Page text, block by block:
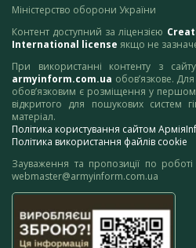
Міністерство оборони України
Контент доступний за ліцензією
International license якщо не
При використанні контенту з
armyinform.com.ua обов’язкове.
обов’язковим є розміщення у
відкритого для пошукових систем
матеріал.
Політика користування сайтом
Політика використання файлів cookie
Зауваження та пропозиції по
webmaster@armyinform.com.ua